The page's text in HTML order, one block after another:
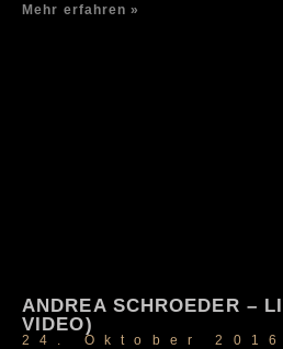
Mehr erfahren »
ANDREA SCHROEDER –
VIDEO)
24. Oktober 2016